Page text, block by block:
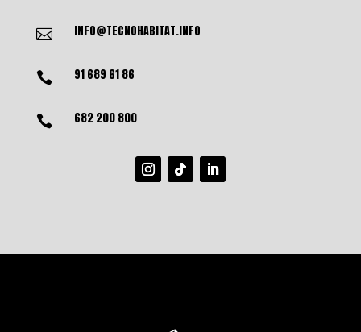
 INFO@TECNOHABITAT.INFO
 91 689 61 86
 682 200 800